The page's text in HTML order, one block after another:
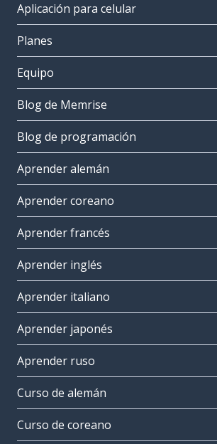
Aplicación para celular
Planes
Equipo
Blog de Memrise
Blog de programación
Aprender alemán
Aprender coreano
Aprender francés
Aprender inglés
Aprender italiano
Aprender japonés
Aprender ruso
Curso de alemán
Curso de coreano